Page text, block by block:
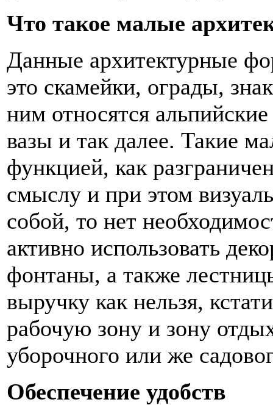
Что такое малые
Данные архитектурные
это скамейки, ограды,
ним относятся
вазы и так далее. Такие
функцией, как
смыслу и при этом
собой, то нет
активно использовать
фонтаны, а также
выручку как нельзя,
рабочую зону и зону
уборочного или же
Обеспечение удобств